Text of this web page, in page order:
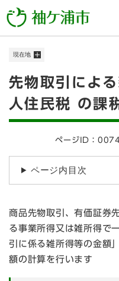
ー
メニュー
現在地
本
文
先物取引によ
人住民税 の課
ページID：
ページ内目次
商品先物取引、有価証券
る事業所得又は雑所得で
引に係る雑所得等の金額
額の計算を行います